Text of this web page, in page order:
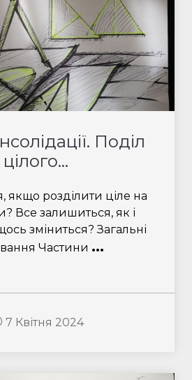
Поділ
цілого...
якщо розділити ціле на
Все залишиться, як і
зміниться? Загальні
Частини ...
7 Квітня 2024